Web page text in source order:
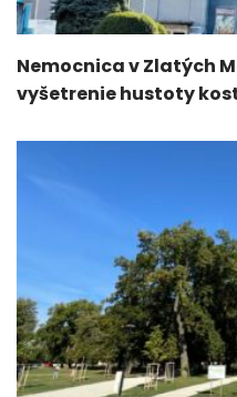
Nemocnica v Zlatých
vyšetrenie hustoty